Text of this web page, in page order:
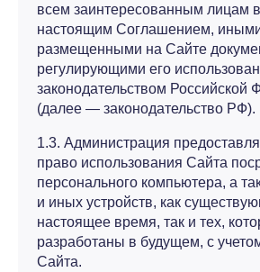
всем заинтересованным лицам в
настоящим Соглашением,
размещенными на Сайте
регулирующими его
законодательством Российской
(далее — законодательство РФ).
1.3. Администрация
право использования Сайта
персонального компьютера, а
и иных устройств, как
настоящее время, так и тех,
разработаны в будущем, с
Сайта.